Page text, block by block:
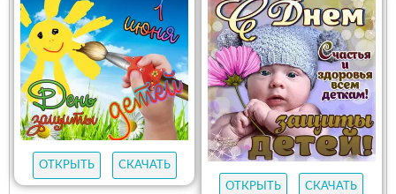
ОТКРЫТЬ
СКАЧАТЬ
ОТКРЫТЬ
СКАЧАТЬ